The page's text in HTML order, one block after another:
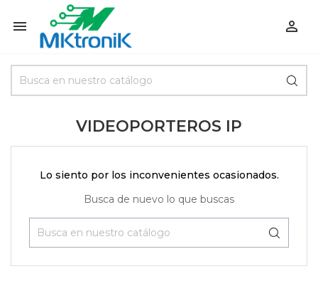
 
VIDEOPORTEROS IP
Lo siento por los inconvenientes ocasionados.
Busca de nuevo lo que buscas